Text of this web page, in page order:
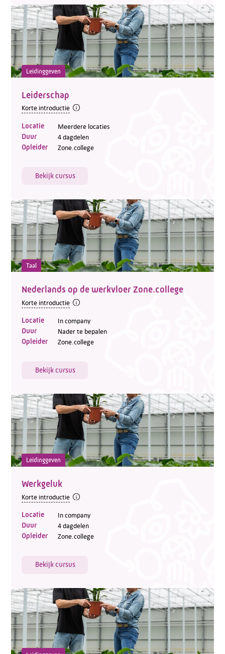
Leidinggeven
Leiderschap
Korte introductie
Locatie Meerdere locaties
Duur 4 dagdelen
Opleider Zone.college
Bekijk cursus
Taal
Nederlands op de werkvloer Zone.college
Korte introductie
Locatie In company
Duur Nader te bepalen
Opleider Zone.college
Bekijk cursus
Leidinggeven
Werkgeluk
Korte introductie
Locatie In company
Duur 4 dagdelen
Opleider Zone.college
Bekijk cursus